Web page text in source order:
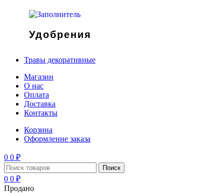
Удобрения
Травы декоративные
Магазин
О нас
Оплата
Доставка
Контакты
Корзина
Оформление заказа
0 0 ₽
Поиск
0 0 ₽
Продано